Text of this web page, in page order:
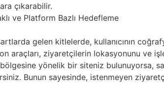
çıkarabilir.
ve Platform Bazlı Hedefleme
gelen kitlelerde, kullanıcının
araçları, ziyaretçilerin lokasyonunu ve
yönelik bir siteniz bulunuyorsa,
Bunun sayesinde, istenmeyen